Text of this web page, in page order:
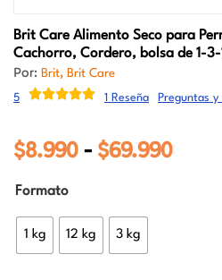
Brit Care Alimento Seco para
Cachorro, Cordero, bolsa de 1-3-
Por: Brit, Brit Care
5 1 Reseña Preguntas y
$8.990 - $69.990Rango
Formato
1 kg 12 kg 3 kg
Brit
Care
Seco
Perros